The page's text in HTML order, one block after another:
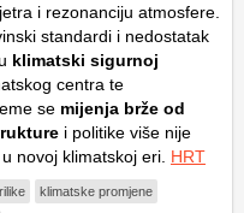
i rezonanciju atmosfere.
standardi i nedostatak
klimatski sigurnoj
centra te
se mijenja brže od
i politike više nije
novoj klimatskoj eri. HRT
klimatske promjene